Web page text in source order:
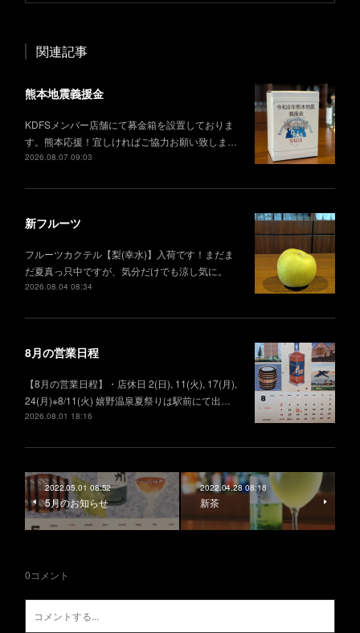
関連記事
熊本地震義援金
KDFSメンバー店舗にて募金箱を設置しておりま
す。熊本応援！宜しければご協力お願い致しま…
2026.08.07 09:03
新フルーツ
フルーツカクテル【梨(幸水)】入荷です！まだま
だ夏真っ只中ですが、気分だけでも涼し気に。
2026.08.04 08:34
8月の営業日程
【8月の営業日程】・店休日 2(日), 11(火), 17(月),
24(月)※8/11(火) 嬉野温泉夏祭りは駅前にて出…
2026.08.01 18:16
2022.05.01 08:52
5月のお知らせ
2022.04.28 08:18
新茶
0コメント